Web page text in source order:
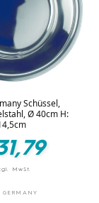
Schüssel,
Ø 40cm H:
Normaler
Preis
GERMANY